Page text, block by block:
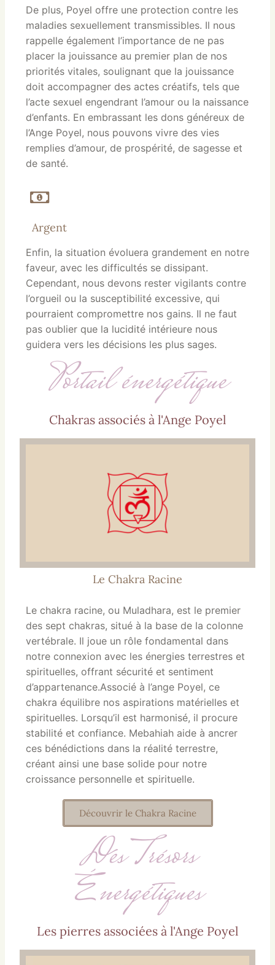
De plus, Poyel offre une protection contre les
maladies sexuellement transmissibles. Il nous
rappelle également l’importance de ne pas
placer la jouissance au premier plan de nos
priorités vitales, soulignant que la jouissance
doit accompagner des actes créatifs, tels que
l’acte sexuel engendrant l’amour ou la naissance
d’enfants. En embrassant les dons généreux de
l’Ange Poyel, nous pouvons vivre des vies
remplies d’amour, de prospérité, de sagesse et
de santé.
Argent
Enfin, la situation évoluera grandement en notre
faveur, avec les difficultés se dissipant.
Cependant, nous devons rester vigilants contre
l’orgueil ou la susceptibilité excessive, qui
pourraient compromettre nos gains. Il ne faut
pas oublier que la lucidité intérieure nous
guidera vers les décisions les plus sages.
Portail énergétique
Chakras associés à l'Ange Poyel
Le Chakra Racine
Le chakra racine, ou Muladhara, est le premier
des sept chakras, situé à la base de la colonne
vertébrale. Il joue un rôle fondamental dans
notre connexion avec les énergies terrestres et
spirituelles, offrant sécurité et sentiment
d’appartenance.Associé à l’ange Poyel, ce
chakra équilibre nos aspirations matérielles et
spirituelles. Lorsqu’il est harmonisé, il procure
stabilité et confiance. Mebahiah aide à ancrer
ces bénédictions dans la réalité terrestre,
créant ainsi une base solide pour notre
croissance personnelle et spirituelle.
Découvrir le Chakra Racine
Des Trésors
Énergétiques
Les pierres associées à l'Ange Poyel